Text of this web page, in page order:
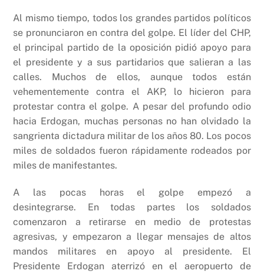
Al mismo tiempo, todos los grandes partidos políticos
se pronunciaron en contra del golpe. El líder del CHP,
el principal partido de la oposición pidió apoyo para
el presidente y a sus partidarios que salieran a las
calles. Muchos de ellos, aunque todos están
vehementemente contra el AKP, lo hicieron para
protestar contra el golpe. A pesar del profundo odio
hacia Erdogan, muchas personas no han olvidado la
sangrienta dictadura militar de los años 80. Los pocos
miles de soldados fueron rápidamente rodeados por
miles de manifestantes.
A las pocas horas el golpe empezó a
desintegrarse. En todas partes los soldados
comenzaron a retirarse en medio de protestas
agresivas, y empezaron a llegar mensajes de altos
mandos militares en apoyo al presidente. El
Presidente Erdogan aterrizó en el aeropuerto de